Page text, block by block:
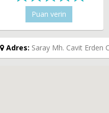
Puan verin
Adres: Saray Mh. Cavit Erden